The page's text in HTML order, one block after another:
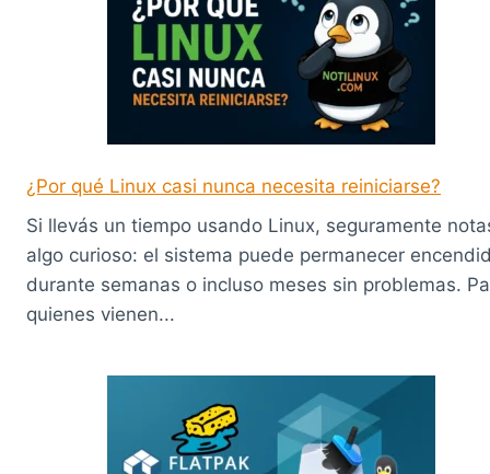
¿Por qué Linux casi nunca necesita reiniciarse?
Si llevás un tiempo usando Linux, seguramente
algo curioso: el sistema puede permanecer
durante semanas o incluso meses sin problemas.
quienes vienen...